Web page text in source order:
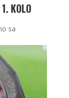
KOLO
sa